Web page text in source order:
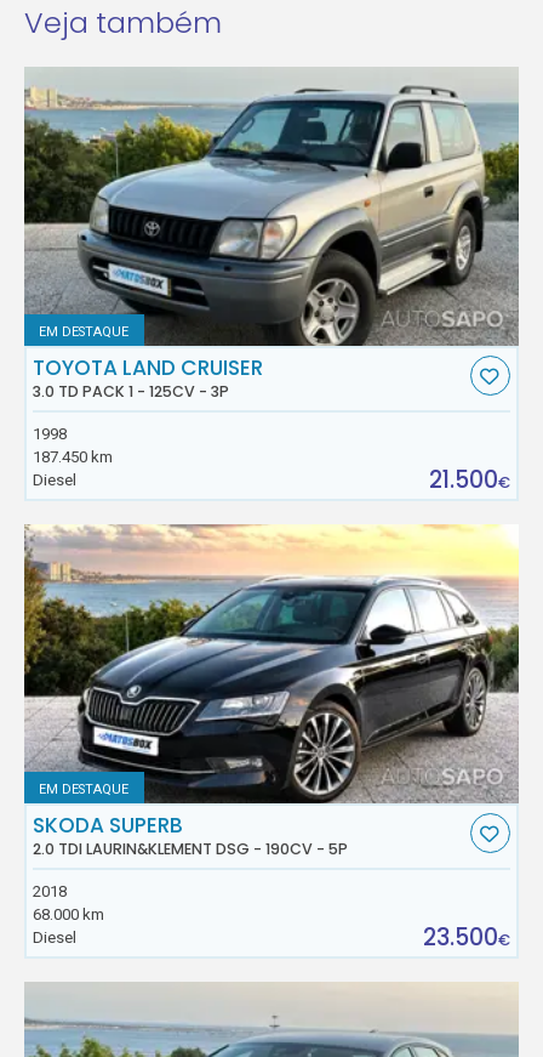
Veja também
EM DESTAQUE
TOYOTA LAND CRUISER
3.0 TD PACK 1 - 125CV - 3P
1998
187.450 km
Diesel
21.500€
EM DESTAQUE
SKODA SUPERB
2.0 TDI LAURIN&KLEMENT DSG - 190CV - 5P
2018
68.000 km
Diesel
23.500€